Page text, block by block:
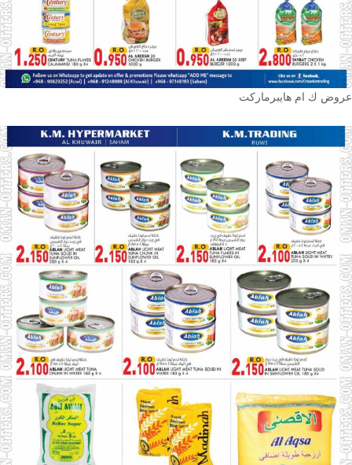
عروض ك ام هايبرماركت